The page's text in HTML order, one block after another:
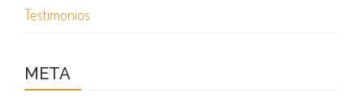
Testimonios
META